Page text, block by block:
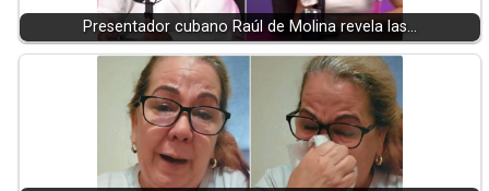
Presentador cubano Raúl de Molina revela las…